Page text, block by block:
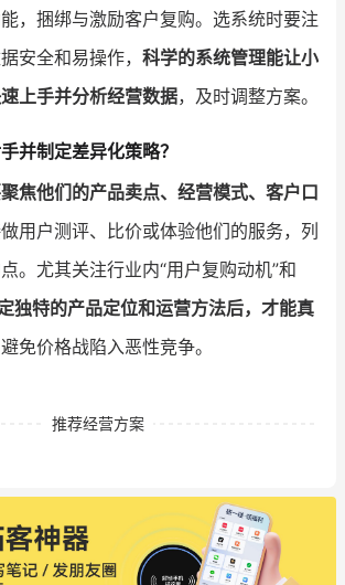
，捆绑与激励客户复购。选系统时要注
安全和易操作， 科学的系统管理能让小
上手并分析经营数据，及时调整方案。
并制定差异化策略？
焦他们的产品卖点、经营模式、客户口
用户测评、比价或体验他们的服务，列
。尤其关注行业内“用户复购动机”和
独特的产品定位和运营方法后，才能真
免价格战陷入恶性竞争。
推荐经营方案